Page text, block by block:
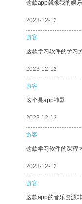
这款app就像我的娱
2023-12-12
游客
这款学习软件的学习
2023-12-12
游客
这个是app神器
2023-12-12
游客
这款学习软件的课程
2023-12-12
游客
这款app的音乐资源